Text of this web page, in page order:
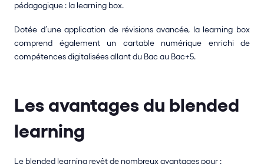
pédagogique : la learning box.
Dotée d’une application de révisions avancée, la learning box
comprend également un cartable numérique enrichi de
compétences digitalisées allant du Bac au Bac+5.
Les avantages du blended
learning
Le blended learning revêt de nombreux avantages pour :